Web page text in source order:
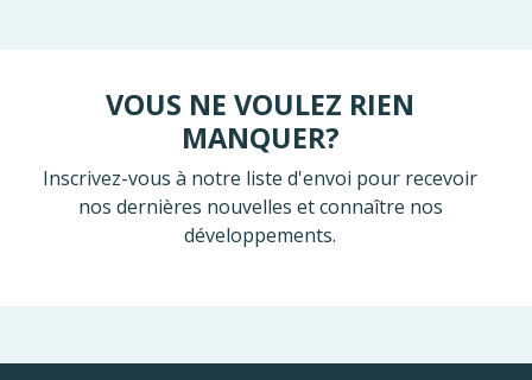
VOUS NE VOULEZ RIEN
MANQUER?
Inscrivez-vous à notre liste d'envoi pour recevoir
nos dernières nouvelles et connaître nos
développements.